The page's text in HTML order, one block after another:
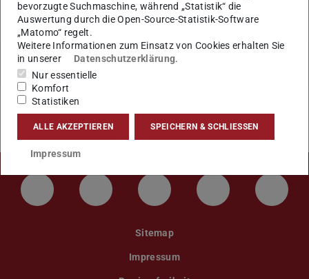
LinkedIn-Seite der TU Darmstadt
Instagram-Kanal der TU
Bluesky-Kanal der TU
Facebook-
Sitemap
Impressum
bevorzugte Suchmaschine, während „Statistik“ die
Auswertung durch die Open-Source-Statistik-Software
„Matomo“ regelt.
Weitere Informationen zum Einsatz von Cookies erhalten Sie
in unserer
Datenschutzerklärung.
Nur essentielle
Komfort
Statistiken
ALLE AKZEPTIEREN SPEICHERN & SCHLIESSEN
Impressum